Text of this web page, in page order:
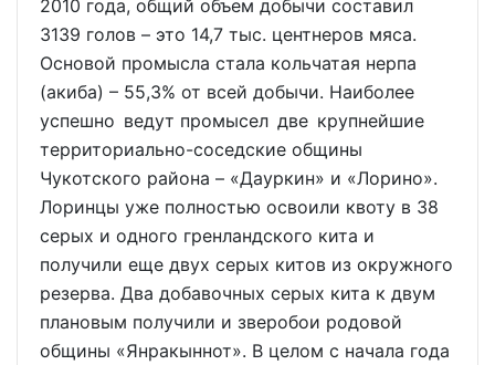
2010 года, общий объем добычи составил
3139 голов – это 14,7 тыс. центнеров мяса.
Основой промысла стала кольчатая нерпа
(акиба) – 55,3% от всей добычи. Наиболее
успешно ведут промысел две крупнейшие
территориально-соседские общины
Чукотского района – «Дауркин» и «Лорино».
Лоринцы уже полностью освоили квоту в 38
серых и одного гренландского кита и
получили еще двух серых китов из окружного
резерва. Два добавочных серых кита к двум
плановым получили и зверобои родовой
общины «Янракыннот». В целом с начала года